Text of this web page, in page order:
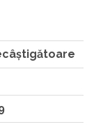
câştigătoare